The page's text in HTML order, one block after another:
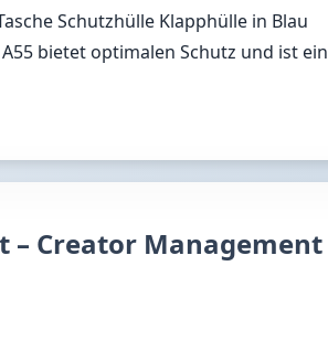
Schutzhülle Klapphülle in Blau
bietet optimalen Schutz und ist ein
– Creator Management